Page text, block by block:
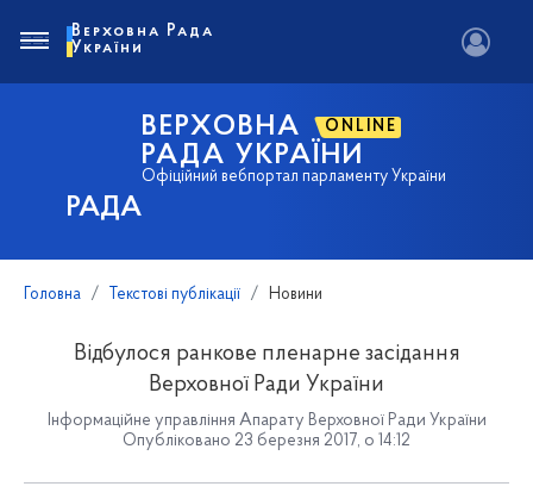
РАДА
ВЕРХОВНА ONLINE
РАДА УКРАЇНИ
Офіційний вебпортал парламенту України
Верховна Рада
України
Головна Текстові публікації Новини
Відбулося ранкове пленарне засідання
Верховної Ради України
Інформаційне управління Апарату Верховної Ради України
Опубліковано 23 березня 2017, о 14:12